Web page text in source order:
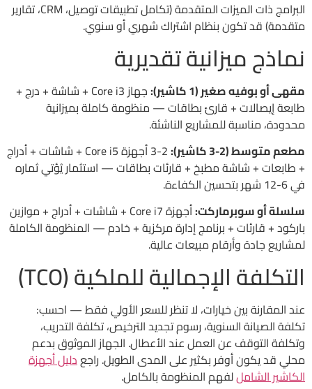
البرامج ذات الميزات المتقدمة (تكامل تطبيقات توصيل، CRM، تقارير
متقدمة) قد تكون بنظام اشتراك شهري أو سنوي.
نماذج ميزانية تقديرية
مقهى أو بوفيه صغير (1 كاشير):
جهاز Core i3 + شاشة + درج +
طابعة إيصالات + قارئ بطاقات — منظومة كاملة بميزانية
محدودة، مناسبة للمشاريع الناشئة.
مطعم متوسط (2-3 كاشير):
2-3 أجهزة Core i5 + شاشات + أدراج
+ طابعات + شاشة مطبخ + قارئات بطاقات — استثمار يُؤتي ثماره
في 6-12 شهر بتحسين الكفاءة.
سلسلة أو سوبرماركت:
أجهزة Core i7 + شاشات + أدراج + موازين
باركود + قارئات + برنامج إدارة مركزية + خادم — المنظومة الكاملة
لمشاريع جادة وأرقام مبيعات عالية.
التكلفة الإجمالية للملكية (TCO)
عند المقارنة بين خيارات، لا تنظر للسعر الأولي فقط — احسب:
تكلفة الصيانة السنوية، رسوم تجديد الترخيص، تكلفة التدريب،
وتكلفة التوقف عن العمل عند الأعطال. الجهاز الموثوق بدعم
محلي قد يكون أوفر بكثير على المدى الطويل. راجعدليل أجهزة
الكاشير الشامللفهم المنظومة بالكامل.